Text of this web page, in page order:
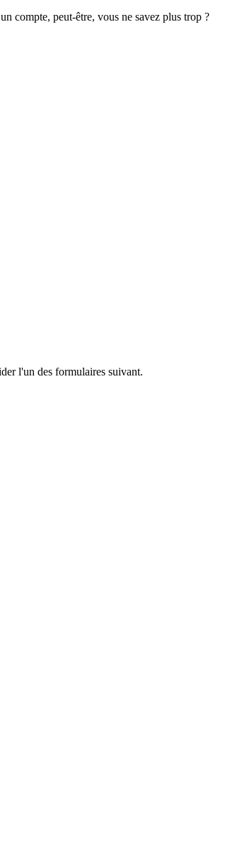
compte, peut-être, vous ne savez plus trop ?
l'un des formulaires suivant.